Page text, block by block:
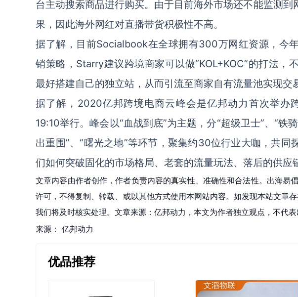
台主动搜索商品进行购买。由于目前海外市场还不能监测
果，因此海外网红对直播带货积极性不高。
据了解，目前Socialbook在全球拥有300万网红资源，今
销策略，Starry建议跨境商家可以做“KOL+KOC”的打法，
最好搭建自己的独立站，从而引流至商家自有流量池实现交
据了解，2020亿邦跨境电商云峰会是亿邦动力首次举办
19:10举行。峰会以“血战到底”为主题，分“超级卫士”、“铁
出重围”、“曙光之地”等环节，聚集约30位行业大咖，共同
们如何突破固化的市场格局、老套的流量玩法、落后的供
文章内容由作者创作，作者负责内容的真实性、准确性和合法性。出海易
许可，不得复制、转载、或以其他方式使用本网站内容。如发现本站文章
我们将及时核实处理。文章来源：亿邦动力，本文为作者独立观点，不代表
来源： 亿邦动力
优品推荐